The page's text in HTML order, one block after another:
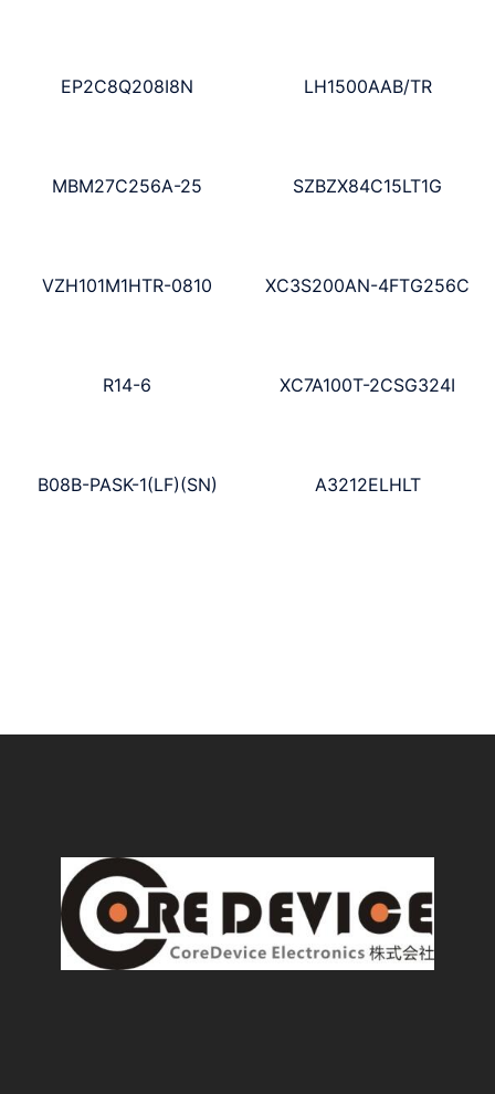
EP2C8Q208I8N LH1500AAB/TR
MBM27C256A-25 SZBZX84C15LT1G
VZH101M1HTR-0810 XC3S200AN-4FTG256C
R14-6 XC7A100T-2CSG324I
B08B-PASK-1(LF)(SN) A3212ELHLT